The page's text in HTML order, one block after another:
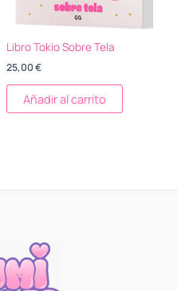
Libro Tokio Sobre Tela
25,00€
Añadir al carrito